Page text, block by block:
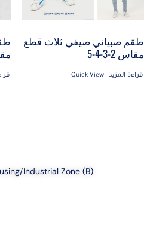
طقم صبياني صيفي ثلاث قطع
مقاس 2-3-4-5
قراءة المزيد Quick View
Industrial Zone (B)